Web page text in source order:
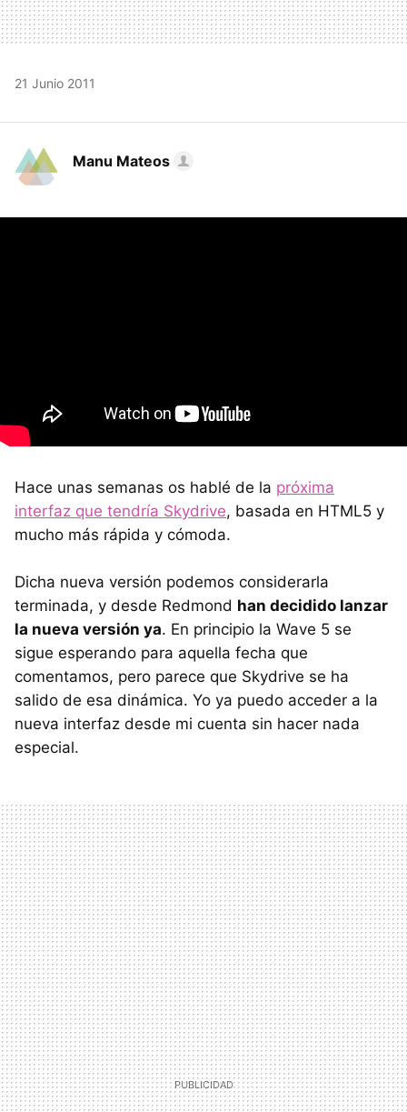
21 Junio 2011
Manu Mateos
Hace unas semanas os hablé de la próxima
interfaz que tendría Skydrive, basada en HTML5 y
mucho más rápida y cómoda.
Dicha nueva versión podemos considerarla
terminada, y desde Redmond han decidido lanzar
la nueva versión ya. En principio la Wave 5 se
sigue esperando para aquella fecha que
comentamos, pero parece que Skydrive se ha
salido de esa dinámica. Yo ya puedo acceder a la
nueva interfaz desde mi cuenta sin hacer nada
especial.